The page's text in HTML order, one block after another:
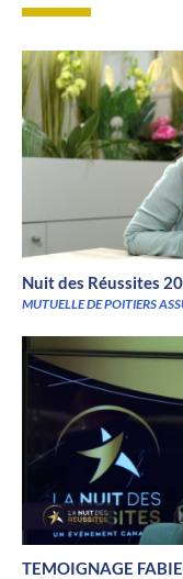
Nuit des Réussites
MUTUELLE DE POITIERS
TEMOIGNAGE